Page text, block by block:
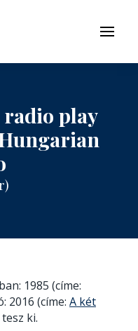
Menu
radio play
1985 (címe:
2016 (címe: A két
ki.